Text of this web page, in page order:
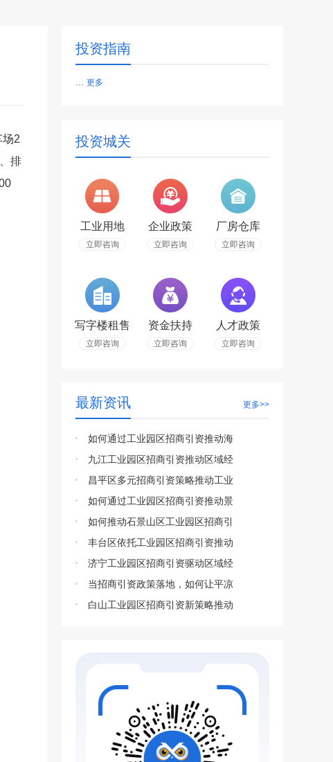
场2
排
投资指南
更多
投资城关
工业用地
立即咨询
企业政策
立即咨询
厂房仓库
立即咨询
写字楼租售
立即咨询
资金扶持
立即咨询
人才政策
立即咨询
最新资讯 更多>>
如何通过工业园区招商引资推动海
九江工业园区招商引资推动区域经
昌平区多元招商引资策略推动工业
如何通过工业园区招商引资推动景
如何推动石景山区工业园区招商引
丰台区依托工业园区招商引资推动
济宁工业园区招商引资驱动区域经
当招商引资政策落地，如何让平凉
白山工业园区招商引资新策略推动